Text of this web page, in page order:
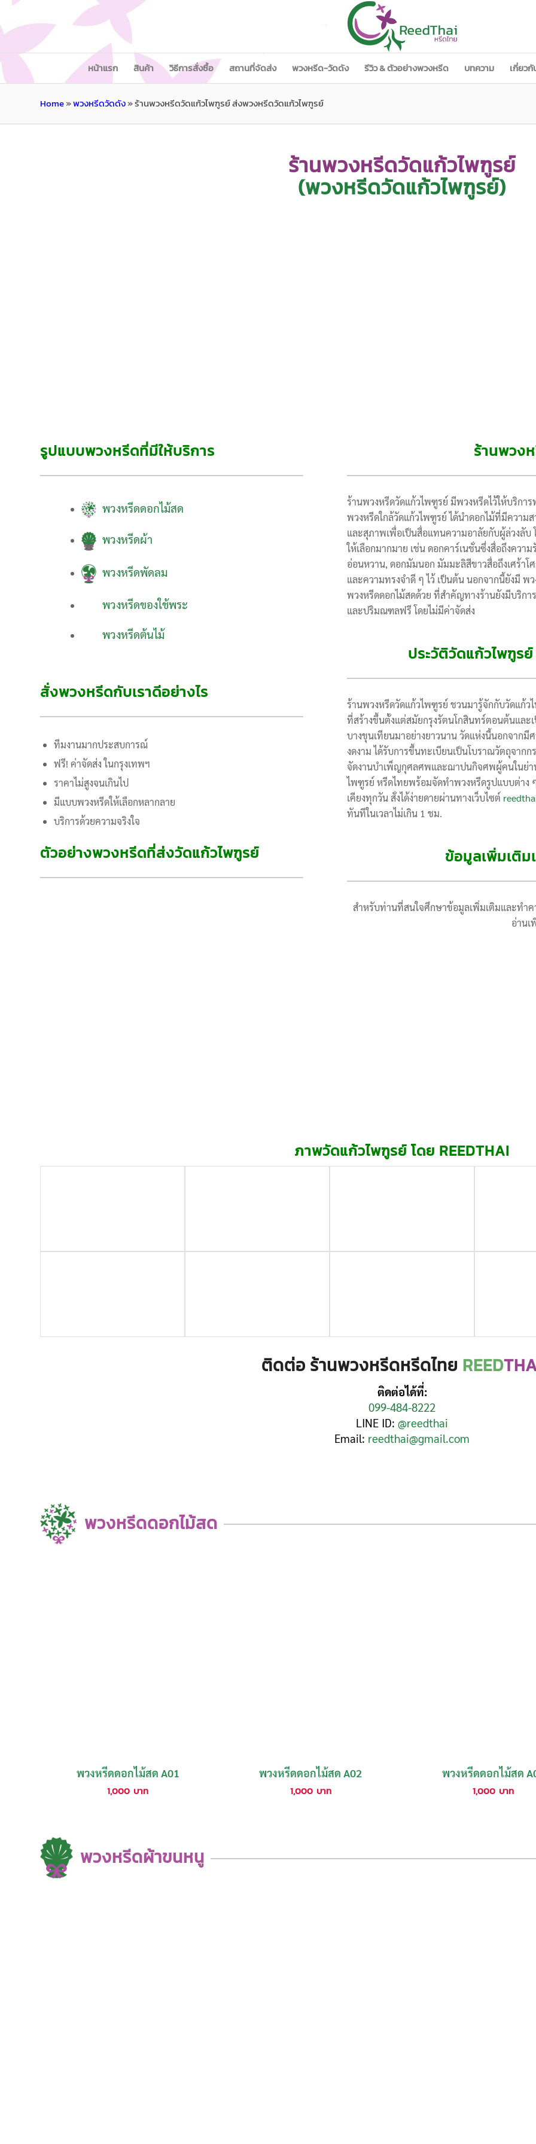
หน้าแรก สินค้า วิธีการสั่งซื้อ สถานที่จัดส่ง พวงหรีด-วัดดัง รีวิว & ตัวอย่างพวงหรีด บทความ เกี่ยวกั
Home»พวงหรีดวัดดัง»ร้านพวงหรีดวัดแก้วไพฑูรย์ ส่งพวงหรีดวัดแก้วไพฑูรย์
ร้านพวงหรีดวัดแก้วไพฑูรย์
(พวงหรีดวัดแก้วไพฑูรย์)
รูปแบบพวงหรีดที่มีให้บริการ
พวงหรีดดอกไม้สด
พวงหรีดผ้า
พวงหรีดพัดลม
พวงหรีดของใช้พระ
พวงหรีดต้นไม้
สั่งพวงหรีดกับเราดีอย่างไร
ทีมงานมากประสบการณ์
ฟรี! ค่าจัดส่ง ในกรุงเทพฯ
ราคาไม่สูงจนเกินไป
มีแบบพวงหรีดให้เลือกหลากลาย
บริการด้วยความจริงใจ
ตัวอย่างพวงหรีดที่ส่งวัดแก้วไพฑูรย์
ร้านพวง
ร้านพวงหรีดวัดแก้วไพฑูรย์ มีพวงหรีดไว้ให้บริกา
พวงหรีดใกล้วัดแก้วไพฑูรย์ ได้นำดอกไม้ที่มีความ
และสุภาพเพื่อเป็นสื่อแทนความอาลัยกับผู้ล่วงลับ
ให้เลือกมากมาย เช่น ดอกคาร์เนชั่นซึ่งสื่อถึงคว
อ่อนหวาน, ดอกมัมนอก มัมมะลิสีขาวสื่อถึงเศร้าโ
และความทรงจำดี ๆ ไว้ เป็นต้น นอกจากนี้ยังมี พ
พวงหรีดดอกไม้สดด้วย ที่สำคัญทางร้านยังมีบริกา
และปริมณฑลฟรี โดยไม่มีค่าจัดส่ง
ประวัติวัดแก้วไพฑูร
ร้านพวงหรีดวัดแก้วไพฑูรย์ ชวนมารู้จักกับวัดแก้ว
ที่สร้างขึ้นตั้งแต่สมัยกรุงรัตนโกสินทร์ตอนต้นแล
บางขุนเทียนมาอย่างยาวนาน วัดแห่งนี้นอกจาก
งดงาม ได้รับการขึ้นทะเบียนเป็นโบราณวัตถุจา
จัดงานบำเพ็ญกุศลศพและฌาปนกิจศพผู้คนในย่า
ไพฑูรย์ หรีดไทยพร้อมจัดทำพวงหรีดรูปแบบต่าง
เคียงทุกวัน สั่งได้ง่ายดายผ่านทางเว็บไซต์
ทันทีในเวลาไม่เกิน 1 ชม.
ข้อมูลเพิ่มเติ
สำหรับท่านที่สนใจศึกษาข้อมูลเพิ่มเติมและทำค
อ่านเ
ภาพวัดแก้วไพฑูรย์ โดย REEDTHAI
ติดต่อ ร้านพวงหรีดหรีดไทย REED
ติดต่อได้ที่:
099-484-8222
LINE ID: @reedthai
Email: reedthai@gmail.com
พวงหรีดดอกไม้สด
พวงหรีดดอกไม้สด A01
1,000 บาท
พวงหรีดดอกไม้สด A02
1,000 บาท
พวงหรีดดอกไม้สด
1,000 บาท
พวงหรีดผ้าขนหนู